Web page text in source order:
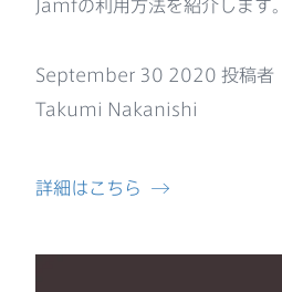
Jamfの​利用方​法を​紹介します。
詳細は​こちら
September 30 2020 投稿者
Takumi Nakanishi